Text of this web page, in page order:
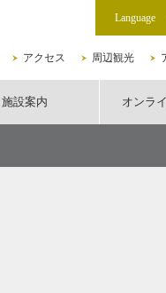
アクセス 周辺観光
施設案内 オンラ
Language